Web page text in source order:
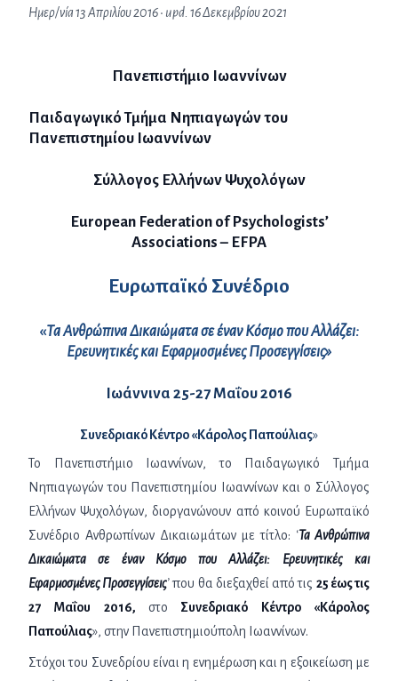
Ημερ/νία13 Απριλίου 2016• upd. 16 Δεκεμβρίου 2021
Πανεπιστήμιο Ιωαννίνων
Παιδαγωγικό Τμήμα Νηπιαγωγών του
Πανεπιστημίου Ιωαννίνων
Σύλλογος Ελλήνων Ψυχολόγων
European Federation of Psychologists’
Associations – EFPA
Ευρωπαϊκό Συνέδριο
«Τα Ανθρώπινα Δικαιώματα σε έναν Κόσμο που Αλλάζει:
Ερευνητικές και Εφαρμοσμένες Προσεγγίσεις»
Ιωάννινα 25-27 Μαΐου 2016
Συνεδριακό Κέντρο «Κάρολος Παπούλιας»
Το Πανεπιστήμιο Ιωαννίνων, το Παιδαγωγικό Τμήμα
Νηπιαγωγών του Πανεπιστημίου Ιωαννίνων και ο Σύλλογος
Ελλήνων Ψυχολόγων, διοργανώνουν από κοινού Ευρωπαϊκό
Συνέδριο Ανθρωπίνων Δικαιωμάτων με τίτλο: ‘Τα Ανθρώπινα
Δικαιώματα σε έναν Κόσμο που Αλλάζει: Ερευνητικές και
Εφαρμοσμένες Προσεγγίσεις’που θα διεξαχθεί από τις 25 έως τις
27 Μαΐου 2016, στο Συνεδριακό Κέντρο «Κάρολος
Παπούλιας», στην Πανεπιστημιούπολη Ιωαννίνων.
Στόχοι του Συνεδρίου είναι η ενημέρωση και η εξοικείωση με